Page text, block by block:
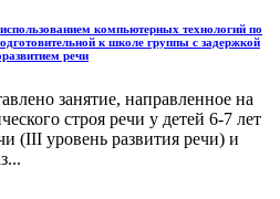
компьютерных технологий по
к школе группы с задержкой
речи
занятие, направленное на
строя речи у детей 6-7 лет
(III уровень развития речи) и